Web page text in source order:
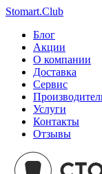
Stomart.Club
Блог
Акции
О компании
Доставка
Сервис
Услуги
Контакты
Отзывы